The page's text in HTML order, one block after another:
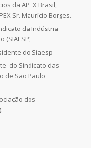
da APEX Brasil,
Sr. Maurício Borges.
da Indústria
(SIAESP)
do Siaesp
do Sindicato das
de São Paulo
dos